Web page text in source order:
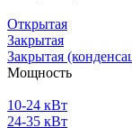
Открытая
Закрытая
Закрытая
Мощность
10-24 кВт
24-35 кВт